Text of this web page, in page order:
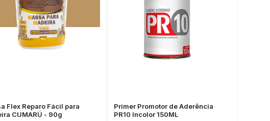
Flex Reparo Fácil para
CUMARÚ - 90g
Primer Promotor de Aderência
PR10 Incolor 150ML